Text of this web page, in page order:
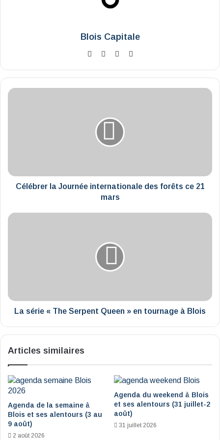
Blois Capitale
WebsiteFacebook
X
Célébrer
mars
Célébrer la Journée internationale des forêts ce 21
mars
La
Blois
La série « The Serpent Queen » en tournage à Blois
Articles similaires
Agenda de la semaine à
Blois et ses alentours (3 au
9 août)
2 août 2026
Agenda du weekend à Blois
et ses alentours (31 juillet-2
août)
31 juillet 2026